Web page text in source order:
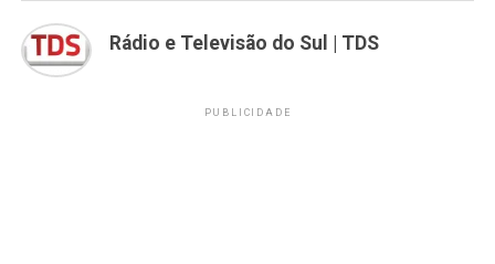
Rádio e Televisão do Sul | TDS
PUBLICIDADE